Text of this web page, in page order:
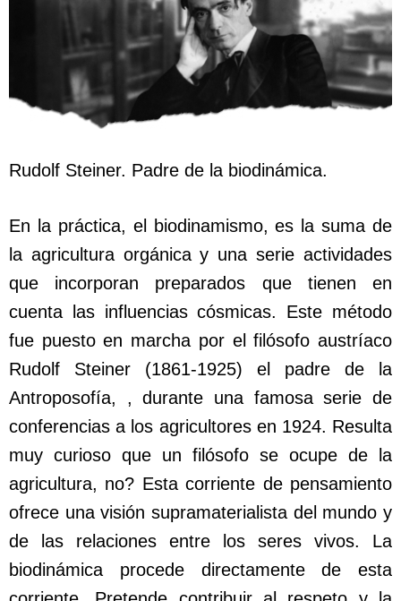
Rudolf Steiner. Padre de la biodinámica.
En la práctica, el biodinamismo, es la suma de
la agricultura orgánica y una serie actividades
que incorporan preparados que tienen en
cuenta las influencias cósmicas. Este método
fue puesto en marcha por el filósofo austríaco
Rudolf Steiner (1861-1925) el padre de la
Antroposofía, , durante una famosa serie de
conferencias a los agricultores en 1924. Resulta
muy curioso que un filósofo se ocupe de la
agricultura, no? Esta corriente de pensamiento
ofrece una visión supramaterialista del mundo y
de las relaciones entre los seres vivos. La
biodinámica procede directamente de esta